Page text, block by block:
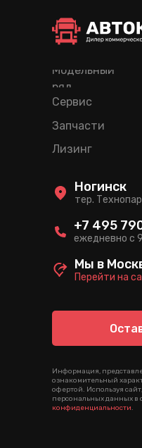
Лизинг
Модельный
ряд
Сервис
Запчасти
Информация,
ознакомительный
офертой. Используя
персональных данных в
конфиденциальности.
тер.
Ногинск
ежедневно с
+7 495
Перейти на
Мы в